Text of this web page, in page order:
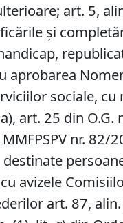
art. 5,
și
aprobarea
sociale,
art. 25 din
nr.
avizele
art. 87,